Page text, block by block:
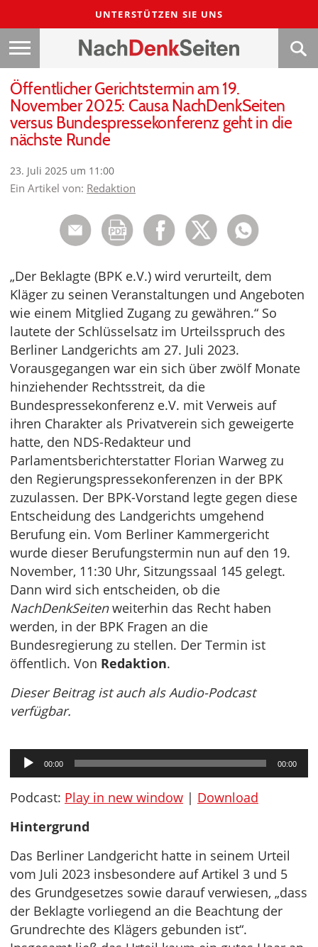
UNTERSTÜTZEN SIE UNS
Öffentlicher Gerichtstermin am 19.
November 2025: Causa NachDenkSeiten
versus Bundespressekonferenz geht in die
nächste Runde
23. Juli 2025 um 11:00
Ein Artikel von: Redaktion
„Der Beklagte (BPK e.V.) wird verurteilt, dem
Kläger zu seinen Veranstaltungen und Angeboten
wie einem Mitglied Zugang zu gewähren.“ So
lautete der Schlüsselsatz im Urteilsspruch des
Berliner Landgerichts am 27. Juli 2023.
Vorausgegangen war ein sich über zwölf Monate
hinziehender Rechtsstreit, da die
Bundespressekonferenz e.V. mit Verweis auf
ihren Charakter als Privatverein sich geweigerte
hatte, den NDS-Redakteur und
Parlamentsberichterstatter Florian Warweg zu
den Regierungspressekonferenzen in der BPK
zuzulassen. Der BPK-Vorstand legte gegen diese
Entscheidung des Landgerichts umgehend
Berufung ein. Vom Berliner Kammergericht
wurde dieser Berufungstermin nun auf den 19.
November, 11:30 Uhr, Sitzungssaal 145 gelegt.
Dann wird sich entscheiden, ob die
NachDenkSeitenweiterhin das Recht haben
werden, in der BPK Fragen an die
Bundesregierung zu stellen. Der Termin ist
öffentlich. Von Redaktion.
Dieser Beitrag ist auch als Audio-Podcast
verfügbar.
Audio-
Player
00:00 00:00
Podcast: Play in new window | Download
Hintergrund
Das Berliner Landgericht hatte in seinem Urteil
vom Juli 2023 insbesondere auf Artikel 3 und 5
des Grundgesetzes sowie darauf verwiesen, „dass
der Beklagte vorliegend an die Beachtung der
Grundrechte des Klägers gebunden ist“.